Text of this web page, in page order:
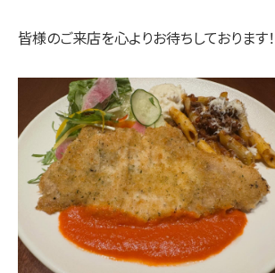
皆様のご来店を心よりお待ちしております！